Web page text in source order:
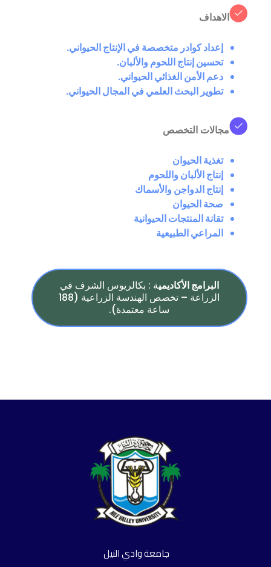
الاهداف
إعداد كوادر متخصصة في الإنتاج الحيواني.
تحسين إنتاج اللحوم والألبان.
دعم الأمن الغذائي الحيواني.
تطوير البحث العلمي في المجال الحيواني.
مجالات التخصص
تغذية الحيوان
إنتاج الألبان واللحوم
إنتاج الدواجن والأسماك
صحة الحيوان
تقانة المنتجات الحيوانية
المراعي الطبيعية
البرامج الأكاديمية : بكالريوس الشرف في
الزراعة – تخصص الهندسة الزراعية (188
ساعة معتمدة).
جامعة وادي النيل